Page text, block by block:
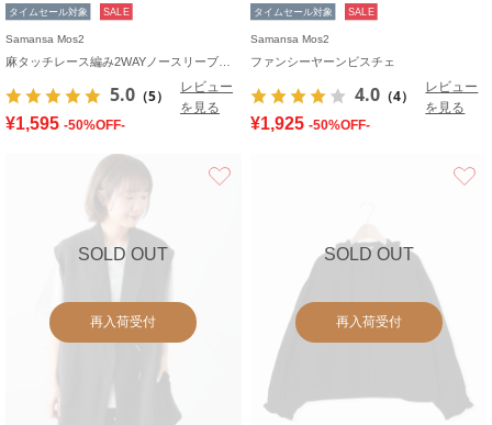
タイムセール対象 SALE
Samansa Mos2
5.0 （5）
レビュー
を見る
¥1,595 -50%OFF-
タイムセール対象 SALE
Samansa Mos2
ファンシーヤーンビスチェ
4.0 （4）
レビュー
を見る
¥1,925 -50%OFF-
SOLD OUT
再入荷受付
SOLD OUT
再入荷受付